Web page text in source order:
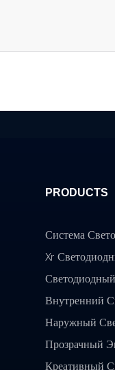
PRODUCTS
Система
Xr
Внутренний
Наружный
Прозрачный
Креативный